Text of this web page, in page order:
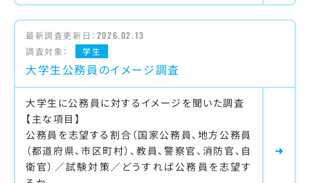
最新調査更新日： 2026.02.13
調査対象：
学生
大学生公務員のイメージ調査
大学生に公務員に対するイメージを聞いた調査
【主な項目】
公務員を志望する割合（国家公務員、地方公務員
（都道府県、市区町村）、教員、警察官、消防官、自
衛官）／試験対策／どうすれば公務員を志望す